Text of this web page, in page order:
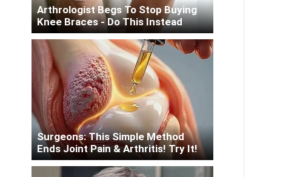
Arthrologist Begs To Stop Buying
Knee Braces - Do This Instead
Surgeons: This Simple Method
Ends Joint Pain & Arthritis! Try It!